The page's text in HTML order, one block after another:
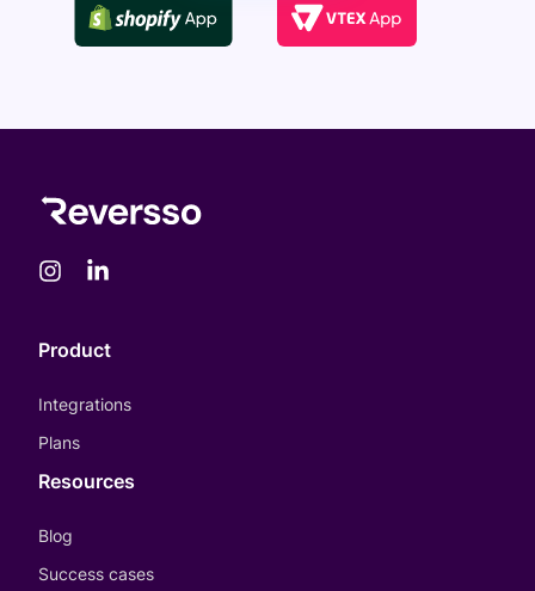
Product
Integrations
Plans
Resources
Blog
Success cases